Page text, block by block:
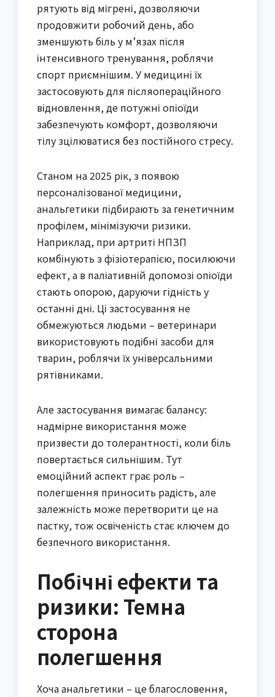
рятують від мігрені, дозволяючи
продовжити робочий день, або
зменшують біль у м’язах після
інтенсивного тренування, роблячи
спорт приємнішим. У медицині їх
застосовують для післяопераційного
відновлення, де потужні опіоїди
забезпечують комфорт, дозволяючи
тілу зцілюватися без постійного стресу.
Станом на 2025 рік, з появою
персоналізованої медицини,
анальгетики підбирають за генетичним
профілем, мінімізуючи ризики.
Наприклад, при артриті НПЗП
комбінують з фізіотерапією, посилюючи
ефект, а в паліативній допомозі опіоїди
стають опорою, даруючи гідність у
останні дні. Ці застосування не
обмежуються людьми – ветеринари
використовують подібні засоби для
тварин, роблячи їх універсальними
рятівниками.
Але застосування вимагає балансу:
надмірне використання може
призвести до толерантності, коли біль
повертається сильнішим. Тут
емоційний аспект грає роль –
полегшення приносить радість, але
залежність може перетворити це на
пастку, тож освіченість стає ключем до
безпечного використання.
Побічні ефекти та
ризики: Темна
сторона
полегшення
Хоча анальгетики – це благословення,